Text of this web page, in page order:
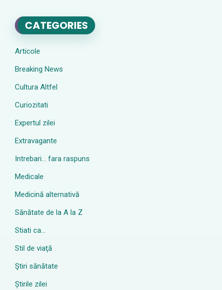
CATEGORIES
Articole
Breaking News
Cultura Altfel
Curiozitati
Expertul zilei
Extravagante
Intrebari… fara raspuns
Medicale
Medicină alternativă
Sănătate de la A la Z
Stiati ca…
Stil de viaţă
Ştiri sănătate
Știrile zilei